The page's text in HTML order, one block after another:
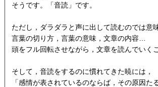
そうです。「音読」です。
ただし，ダラダラと声に出して読むのでは意
言葉の切り方，言葉の意味，文章の内容…
頭をフル回転させながら，文章を読んでいく
そして，音読をするのに慣れてきた暁には，
「感情が表されているのならば，その原因た